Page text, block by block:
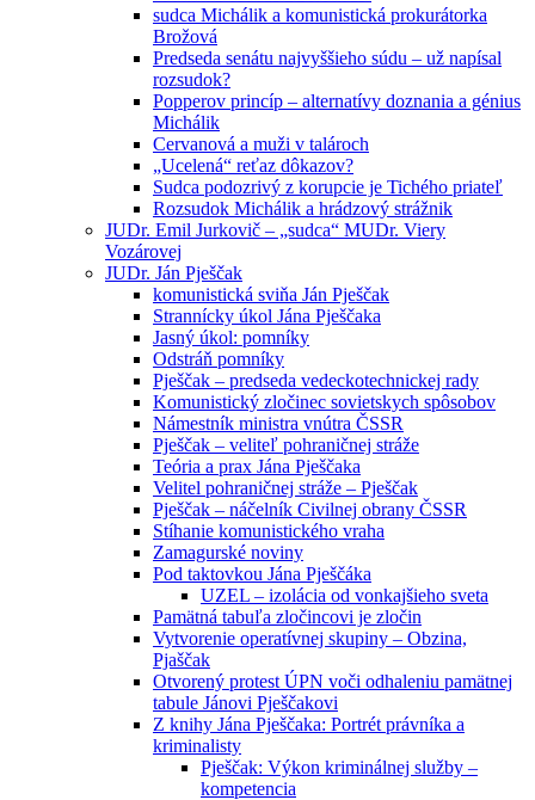
sudca Michálik a komunistická prokurátorka
Brožová
Predseda senátu najvyššieho súdu – už napísal
rozsudok?
Popperov princíp – alternatívy doznania a génius
Michálik
Cervanová a muži v talároch
„Ucelená“ reťaz dôkazov?
Sudca podozrivý z korupcie je Tichého priateľ
Rozsudok Michálik a hrádzový strážnik
JUDr. Emil Jurkovič – „sudca“ MUDr. Viery
Vozárovej
JUDr. Ján Pješčak
komunistická sviňa Ján Pješčak
Strannícky úkol Jána Pješčaka
Jasný úkol: pomníky
Odstráň pomníky
Pješčak – predseda vedeckotechnickej rady
Komunistický zločinec sovietskych spôsobov
Námestník ministra vnútra ČSSR
Pješčak – veliteľ pohraničnej stráže
Teória a prax Jána Pješčaka
Velitel pohraničnej stráže – Pješčak
Pješčak – náčelník Civilnej obrany ČSSR
Stíhanie komunistického vraha
Zamagurské noviny
Pod taktovkou Jána Pješčáka
UZEL – izolácia od vonkajšieho sveta
Pamätná tabuľa zločincovi je zločin
Vytvorenie operatívnej skupiny – Obzina,
Pjaščak
Otvorený protest ÚPN voči odhaleniu pamätnej
tabule Jánovi Pješčakovi
Z knihy Jána Pješčaka: Portrét právníka a
kriminalisty
Pješčak: Výkon kriminálnej služby –
kompetencia